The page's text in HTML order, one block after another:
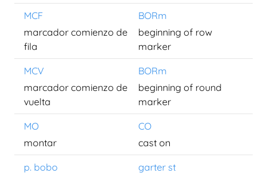
MCF
BORm
marcador comienzo de
fila
beginning of row
marker
MCV
BORm
marcador comienzo de
vuelta
beginning of round
marker
MO
CO
montar
cast on
p. bobo
garter st